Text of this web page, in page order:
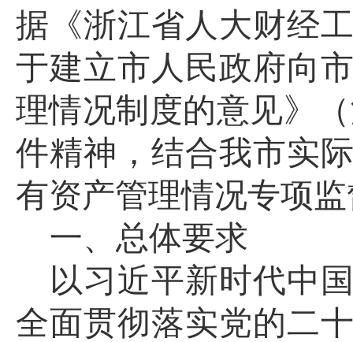
据《浙江省人大财经
于建立市人民政府向
理情况制度的意见》
（
件精神，结合我市实
有资产管理情况专项
一、总体要求
以习近平新时代中
全面贯彻落实党的二